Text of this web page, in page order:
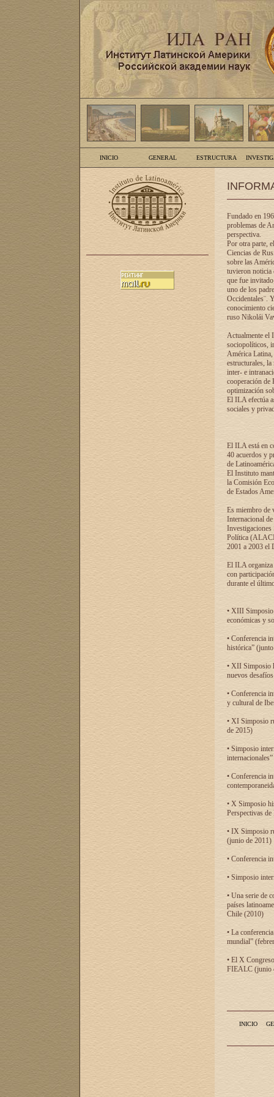
INICIO GENERAL ESTRUCTURA
Fundado en
problemas de
perspectiva.
Por otra parte,
Ciencias de
sobre las
tuvieron noticia
que fue
uno de los
Occidentales¨.
conocimiento
ruso Nikolái
Actualmente el
sociopolíticos,
América Latina,
estructurales,
inter- e
cooperación de
optimización
El ILA efectúa
sociales y
El ILA está en
40 acuerdos y
de
El Instituto
la Comisión
de Estados
Es miembro de
Internacional
Investigaciones
Política
2001 a 2003 el
El ILA organiza
con
durante el
• XIII Simposio
económicas y
• Conferencia
histórica”
• XII Simposio
nuevos
• Conferencia
y cultural de
• XI Simposio
de 2015)
• Simposio
• Conferencia
• X Simposio
Perspectivas
• IX Simposio
(junio de 2011)
• Conferencia
• Simposio
• Una serie de
países
Chile (2010)
• La
mundial”
• El X
FIEALC (junio
INICIO